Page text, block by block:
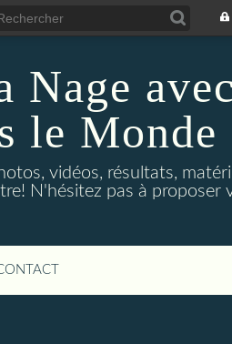
avec
le Monde
vidéos, résultats,
N'hésitez pas à proposer